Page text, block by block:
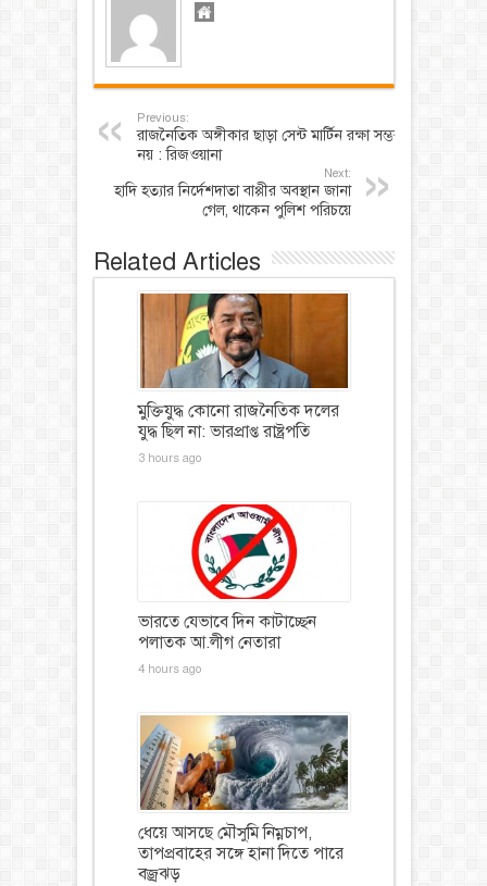
Previous:
রাজনৈতিক অঙ্গীকার ছাড়া সেন্ট মার্টিন রক্ষা সম্ভব
নয় : রিজওয়ানা
Next:
হাদি হত্যার নির্দেশদাতা বাপ্পীর অবস্থান জানা
গেল, থাকেন পুলিশ পরিচয়ে
Related Articles
মুক্তিযুদ্ধ কোনো রাজনৈতিক দলের
যুদ্ধ ছিল না: ভারপ্রাপ্ত রাষ্ট্রপতি
3 hours ago
ভারতে যেভাবে দিন কাটাচ্ছেন
পলাতক আ.লীগ নেতারা
4 hours ago
ধেয়ে আসছে মৌসুমি নিম্নচাপ,
তাপপ্রবাহের সঙ্গে হানা দিতে পারে
বজ্রঝড়